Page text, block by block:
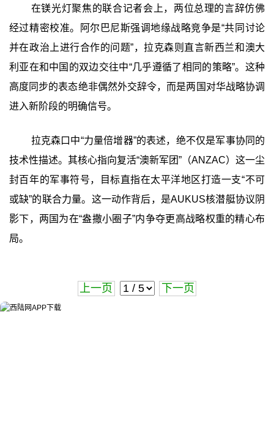
在镁光灯聚焦的联合记者会上，两位总理的言辞仿佛
经过精密校准。阿尔巴尼斯强调地缘战略竞争是“共同讨论
并在政治上进行合作的问题”，拉克森则直言新西兰和澳大
利亚在和中国的双边交往中“几乎遵循了相同的策略”。这种
高度同步的表态绝非偶然外交辞令，而是两国对华战略协调
进入新阶段的明确信号。
拉克森口中“力量倍增器”的表述，绝不仅是军事协同的
技术性描述。其核心指向复活“澳新军团”（ANZAC）这一尘
封百年的军事符号，目标直指在太平洋地区打造一支“不可
或缺”的联合力量。这一动作背后，是AUKUS核潜艇协议阴
影下，两国为在“盎撒小圈子”内争夺更高战略权重的精心布
局。
上一页 下一页